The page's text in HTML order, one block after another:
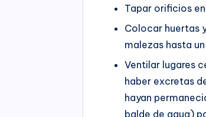
Tapar orificios
Colocar huertas
malezas hasta
Ventilar lugares
haber excretas
hayan
balde de agua)